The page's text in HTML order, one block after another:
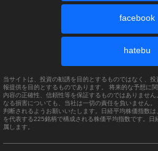
facebook
hatebu
当サイトは、投資の勧誘を目的とするものではなく、
報提供を目的とするものであります。 将来的な予想に
内容の正確性、信頼性等を保証するものではありませ
なる損害についても、当社は一切の責任を負いません
判断されるようお願いいたします。日経平均株価指数
を代表する225銘柄で構成される株価平均指数です。
属します。